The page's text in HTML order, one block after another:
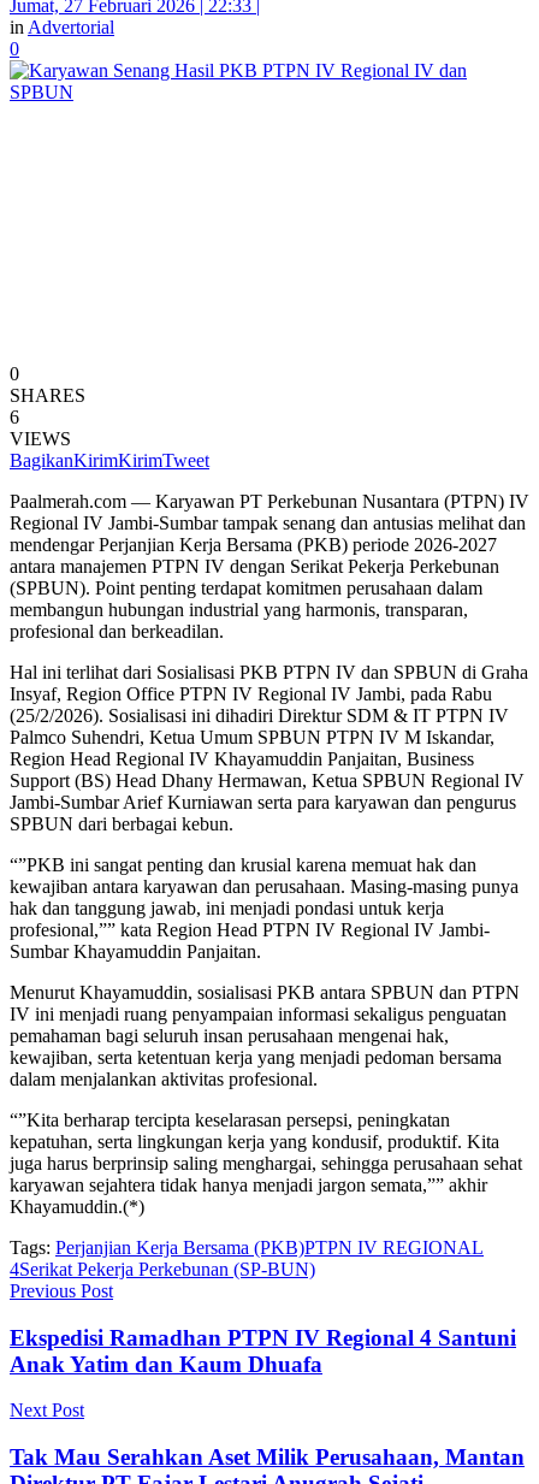
Jumat, 27 Februari 2026 | 22:33 |
in Advertorial
0
0
SHARES
6
VIEWS
BagikanKirimKirimTweet
Paalmerah.com — Karyawan PT Perkebunan Nusantara (PTPN) IV
Regional IV Jambi-Sumbar tampak senang dan antusias melihat dan
mendengar Perjanjian Kerja Bersama (PKB) periode 2026-2027
antara manajemen PTPN IV dengan Serikat Pekerja Perkebunan
(SPBUN). Point penting terdapat komitmen perusahaan dalam
membangun hubungan industrial yang harmonis, transparan,
profesional dan berkeadilan.
Hal ini terlihat dari Sosialisasi PKB PTPN IV dan SPBUN di Graha
Insyaf, Region Office PTPN IV Regional IV Jambi, pada Rabu
(25/2/2026). Sosialisasi ini dihadiri Direktur SDM & IT PTPN IV
Palmco Suhendri, Ketua Umum SPBUN PTPN IV M Iskandar,
Region Head Regional IV Khayamuddin Panjaitan, Business
Support (BS) Head Dhany Hermawan, Ketua SPBUN Regional IV
Jambi-Sumbar Arief Kurniawan serta para karyawan dan pengurus
SPBUN dari berbagai kebun.
“”PKB ini sangat penting dan krusial karena memuat hak dan
kewajiban antara karyawan dan perusahaan. Masing-masing punya
hak dan tanggung jawab, ini menjadi pondasi untuk kerja
profesional,”” kata Region Head PTPN IV Regional IV Jambi-
Sumbar Khayamuddin Panjaitan.
Menurut Khayamuddin, sosialisasi PKB antara SPBUN dan PTPN
IV ini menjadi ruang penyampaian informasi sekaligus penguatan
pemahaman bagi seluruh insan perusahaan mengenai hak,
kewajiban, serta ketentuan kerja yang menjadi pedoman bersama
dalam menjalankan aktivitas profesional.
“”Kita berharap tercipta keselarasan persepsi, peningkatan
kepatuhan, serta lingkungan kerja yang kondusif, produktif. Kita
juga harus berprinsip saling menghargai, sehingga perusahaan sehat
karyawan sejahtera tidak hanya menjadi jargon semata,”” akhir
Khayamuddin.(*)
Tags: Perjanjian Kerja Bersama (PKB)PTPN IV REGIONAL
4Serikat Pekerja Perkebunan (SP-BUN)
Previous Post
Ekspedisi Ramadhan PTPN IV Regional 4 Santuni
Anak Yatim dan Kaum Dhuafa
Next Post
Tak Mau Serahkan Aset Milik Perusahaan, Mantan